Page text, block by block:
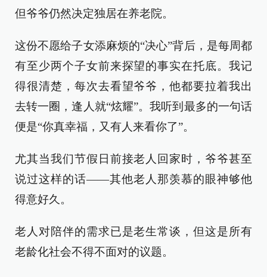
但爷爷仍然决定独居在养老院。
这份不愿给子女添麻烦的“决心”背后，是每周都
有至少两个子女前来探望的事实在托底。我记
得很清楚，每次去看望爷爷，他都要拉着我出
去转一圈，逢人就“炫耀”。我听到最多的一句话
便是“你真幸福，又有人来看你了”。
尤其当我们节假日前接老人回家时，爷爷甚至
说过这样的话——其他老人那羡慕的眼神够他
得意好久。
老人对陪伴的需求已是老生常谈，但这是所有
老龄化社会不得不面对的议题。